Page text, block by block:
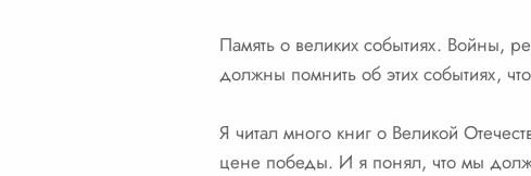
Память о великих событиях. Войны,
должны помнить об этих событиях,
Я читал много книг о Великой
цене победы. И я понял, что мы